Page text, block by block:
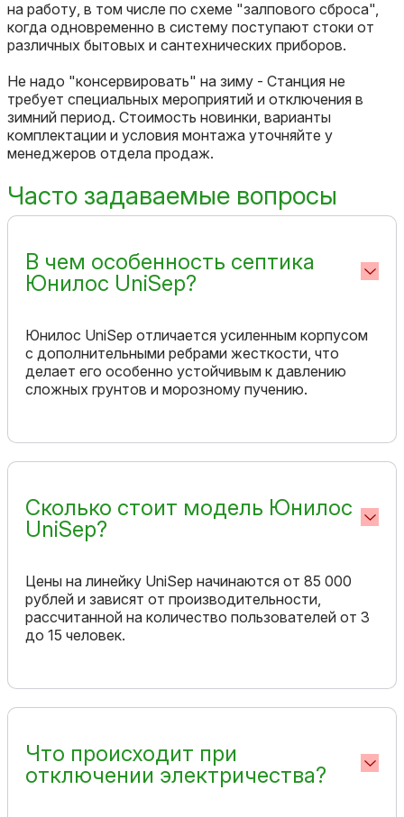
на работу, в том числе по схеме "залпового сброса",
когда одновременно в систему поступают стоки от
различных бытовых и сантехнических приборов.
Не надо "консервировать" на зиму - Станция не
требует специальных мероприятий и отключения в
зимний период. Стоимость новинки, варианты
комплектации и условия монтажа уточняйте у
менеджеров отдела продаж.
Часто задаваемые вопросы
В чем особенность септика
Юнилос UniSep?
Юнилос UniSep отличается усиленным корпусом
с дополнительными ребрами жесткости, что
делает его особенно устойчивым к давлению
сложных грунтов и морозному пучению.
Сколько стоит модель Юнилос
UniSep?
Цены на линейку UniSep начинаются от 85 000
рублей и зависят от производительности,
рассчитанной на количество пользователей от 3
до 15 человек.
Что происходит при
отключении электричества?